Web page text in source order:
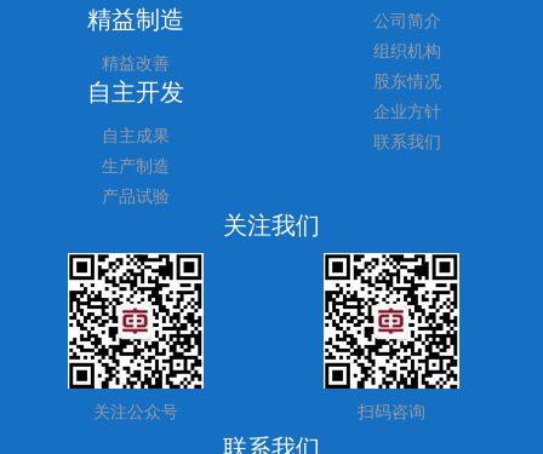
公司简介
组织机构
股东情况
企业方针
联系我们
精益制造
精益改善
自主开发
自主成果
生产制造
产品试验
关注我们
关注公众号 扫码咨询
联系我们